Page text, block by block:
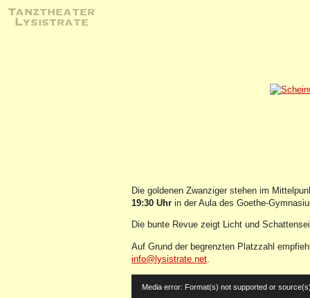
Tanztheater
Lysistrate
Die goldenen Zwanziger stehen im
19:30 Uhr in der Aula des Goethe-
Die bunte Revue zeigt Licht und
Auf Grund der begrenzten Platzzahl
info@lysistrate.net
Player
Media error: Format(s) not supported or